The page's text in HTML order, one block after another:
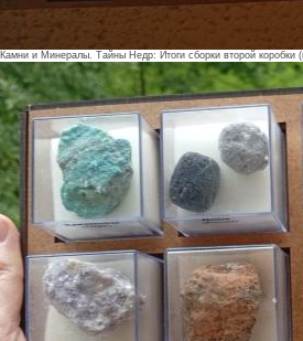
Камни и Минералы. Тайны Недр: Итоги сборки второй